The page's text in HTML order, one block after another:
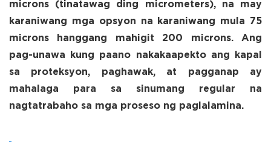
microns (tinatawag ding micrometers), na may
karaniwang mga opsyon na karaniwang mula 75
microns hanggang mahigit 200 microns. Ang
pag-unawa kung paano nakakaapekto ang kapal
sa proteksyon, paghawak, at pagganap ay
mahalaga para sa sinumang regular na
nagtatrabaho sa mga proseso ng paglalamina.